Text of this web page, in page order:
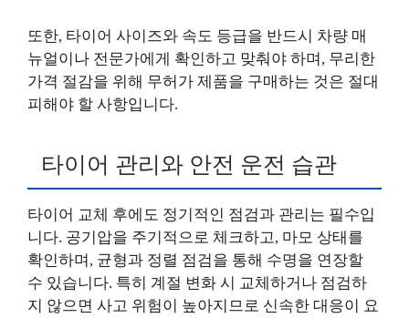
또한, 타이어 사이즈와 속도 등급을 반드시 차량 매
뉴얼이나 전문가에게 확인하고 맞춰야 하며, 무리한
가격 절감을 위해 무허가 제품을 구매하는 것은 절대
피해야 할 사항입니다.
타이어 관리와 안전 운전 습관
타이어 교체 후에도 정기적인 점검과 관리는 필수입
니다. 공기압을 주기적으로 체크하고, 마모 상태를
확인하며, 균형과 정렬 점검을 통해 수명을 연장할
수 있습니다. 특히 계절 변화 시 교체하거나 점검하
지 않으면 사고 위험이 높아지므로 신속한 대응이 요